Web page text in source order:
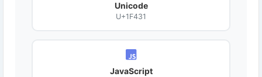
Unicode
U+1F431
JavaScript